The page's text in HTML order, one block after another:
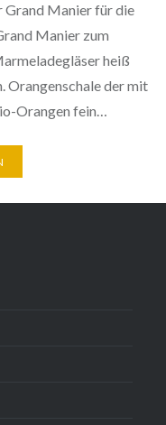
Grand Manier für die
Manier zum
heiß
Orangenschale der mit
Orangen fein…